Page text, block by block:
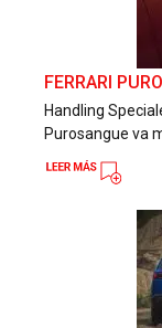
FERRARI
Handling
Purosangue va